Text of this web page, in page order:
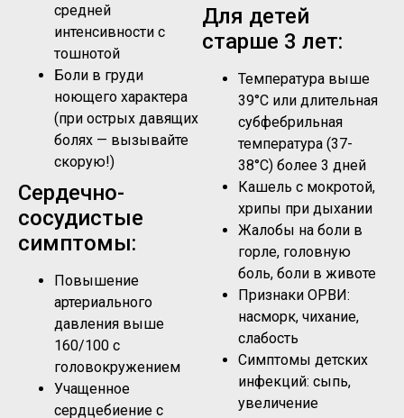
средней
интенсивности с
тошнотой
Боли в груди
ноющего характера
(при острых давящих
болях — вызывайте
скорую!)
Сердечно-
сосудистые
симптомы:
Повышение
артериального
давления выше
160/100 с
головокружением
Учащенное
сердцебиение с
Для детей
старше 3 лет:
Температура выше
39°C или длительная
субфебрильная
температура (37-
38°C) более 3 дней
Кашель с мокротой,
хрипы при дыхании
Жалобы на боли в
горле, головную
боль, боли в животе
Признаки ОРВИ:
насморк, чихание,
слабость
Симптомы детских
инфекций: сыпь,
увеличение